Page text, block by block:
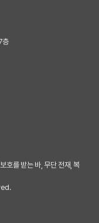
층
호를 받는 바, 무단 전재, 복